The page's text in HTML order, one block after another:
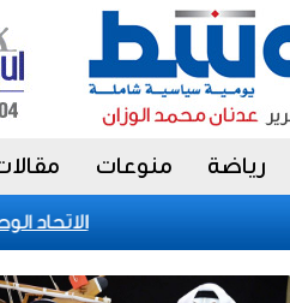
رياضة منوعات
الاتحاد